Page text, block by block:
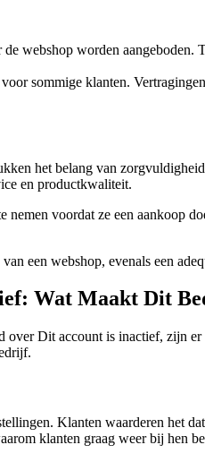
webshop worden
sommige klanten.
het belang van
en productkwaliteit.
voordat ze een aankoop
een webshop, evenals een
Wat Maakt Dit
Dit account is inactief, zijn
Klanten waarderen het
klanten graag weer bij hen